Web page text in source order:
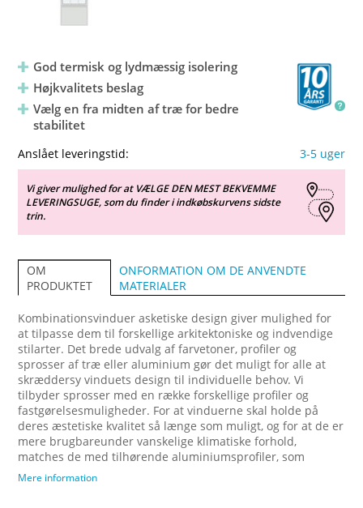
God termisk og lydmæssig isolering
Højkvalitets beslag
Vælg en fra midten af træ for bedre
stabilitet
Anslået leveringstid: 3-5 uger
Vi giver mulighed for at VÆLGE DEN MEST BEKVEMME
LEVERINGSUGE, som du finder i indkøbskurvens sidste
trin.
OM
PRODUKTET
ONFORMATION OM DE ANVENDTE
MATERIALER
Kombinationsvinduer asketiske design giver mulighed for
at tilpasse dem til forskellige arkitektoniske og indvendige
stilarter. Det brede udvalg af farvetoner, profiler og
sprosser af træ eller aluminium gør det muligt for alle at
skræddersy vinduets design til individuelle behov. Vi
tilbyder sprosser med en række forskellige profiler og
fastgørelsesmuligheder. For at vinduerne skal holde på
deres æstetiske kvalitet så længe som muligt, og for at de er
mere brugbareunder vanskelige klimatiske forhold,
matches de med tilhørende aluminiumsprofiler, som
fastgøres på ydersiden. Forvandl dit hjem med vores
Mere information